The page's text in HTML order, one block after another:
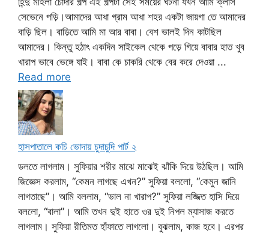
সেভেনে পড়ি।আমাদের আধা গ্রাম আধা শহর একটা জায়গা তে আমাদের
বাড়ি ছিল। বাড়িতে আমি মা আর বাবা। বেশ ভালই দিন কাটছিল
আমাদের। কিন্তু হঠাৎ একদিন সাইকেল থেকে পড়ে গিয়ে বাবার হাত খুব
খারাপ ভাবে ভেঙ্গে যাই। বাবা কে চাকরি থেকে বের করে দেওয়া ...
Read more
হাসপাতালে কচি ভোদায় চুদাচুদি পার্ট ২
ডলতে লাগলাম। সুফিয়ার শরীর মাঝে মাঝেই ঝাঁকি দিয়ে উঠছিল। আমি
জিজ্ঞেস করলাম, “কেমন লাগছে এখন?” সুফিয়া বললো, “কেমুন জানি
লাগতাছে”। আমি বললাম, “ভাল না খারাপ?” সুফিয়া লজ্জিত হাসি দিয়ে
বললো, “বালা”। আমি তখন দুই হাতে ওর দুই নিপল ম্যাসাজ করতে
লাগলাম। সুফিয়া রীতিমত হাঁফাতে লাগলো। বুঝলাম, কাজ হবে। এরপর